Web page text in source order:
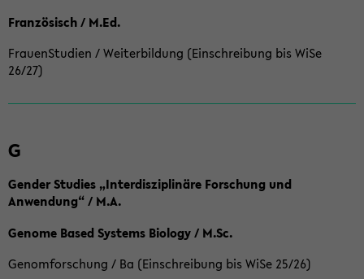
Französisch / M.Ed.
FrauenStudien / Weiterbildung (Einschreibung bis WiSe
26/27)
G
Gender Studies „Interdisziplinäre Forschung und
Anwendung“ / M.A.
Genome Based Systems Biology / M.Sc.
Genomforschung / Ba (Einschreibung bis WiSe 25/26)